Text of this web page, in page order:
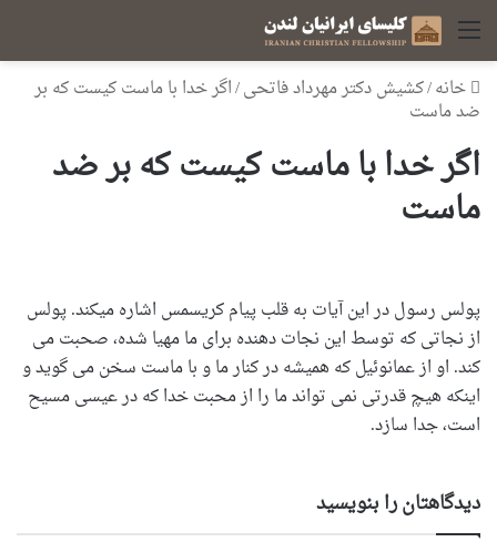
منو
خانه/کشیش دکتر مهرداد فاتحی/اگر خدا با ماست کیست که بر
ضد ماست
اگر خدا با ماست کیست که بر ضد
ماست
پولس رسول در این آیات به قلب پیام کریسمس اشاره میکند. پولس
از نجاتی که توسط این نجات دهنده برای ما مهیا شده، صحبت می
کند. او از عمانوئیل که همیشه در کنار ما و با ماست سخن می گوید و
اینکه هیچ قدرتی نمی تواند ما را از محبت خدا که در عیسی مسیح
است، جدا سازد.
دیدگاهتان را بنویسید